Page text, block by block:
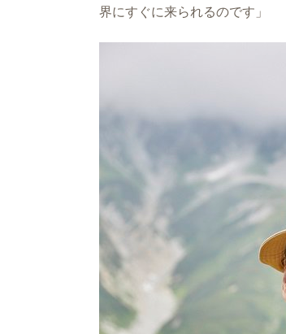
界にすぐに来られるのです」